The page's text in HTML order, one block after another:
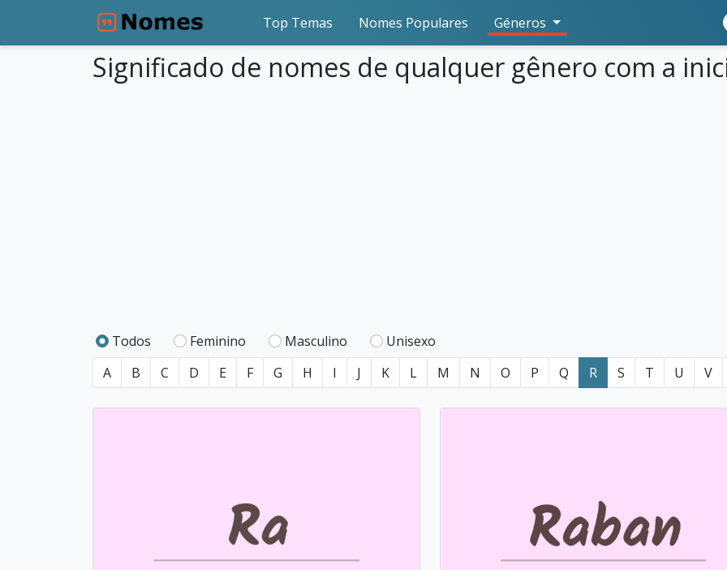
Top Temas Nomes Populares Géneros
Significado de nomes de qualquer gênero com a
Todos Feminino Masculino
Unisexo
A
B C D E F G H I J K L M N O P Q R S T U V